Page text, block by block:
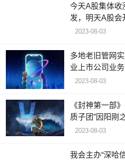
今天A股集体收
发，明天A股会
2023-08-03
多地老旧管网
业上市公司业
2023-08-03
《封神第一部
质子团”因阳刚
2023-08-03
我会主办“深哈